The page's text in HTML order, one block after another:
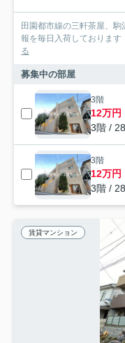
田園都市線の三軒茶屋、
報を毎日入荷しております
る
募集中の部屋
3階
12万円
3階 /
3階
12万円
3階 /
賃貸マンション